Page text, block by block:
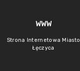
WWW
Strona Internetowa Miasto
Łęczyca